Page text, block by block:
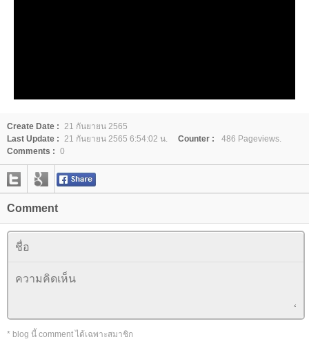
Create Date :
21 กันยายน 2565
Last Update :
21 กันยายน 2565 6:54:02 น. Counter :
486 Pageviews.
Comments : 0
Comment
* blog นี้ comment ได้เฉพาะสมาชิก